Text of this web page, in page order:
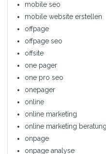
mobile seo
mobile website erstellen
offpage
offpage seo
offsite
one pager
one pro seo
onepager
online
online marketing
online marketing beratung
onpage
onpage analyse